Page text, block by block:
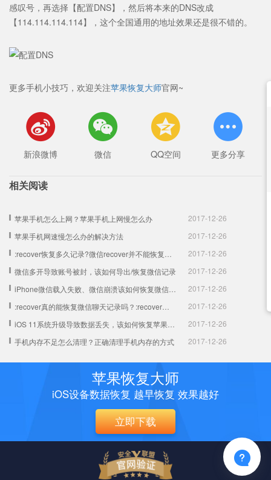
感叹号，再选择【配置DNS】，然后将本来的DNS改成
【114.114.114.114】，这个全国通用的地址效果还是很不错的。
更多手机小技巧，欢迎关注苹果恢复大师官网~

新浪微博

微信

QQ空间

更多分享
相关阅读
苹果手机怎么上网？苹果手机上网慢怎么办
2017-12-26
苹果手机网速慢怎么办的解决方法
2017-12-26
:recover恢复多久记录?微信recover并不能恢复聊天记录！
2017-12-26
微信多开导致账号被封，该如何导出/恢复微信记录
2017-12-26
iPhone微信载入失败、微信崩溃该如何恢复微信聊天记录
2017-12-26
:recover真的能恢复微信聊天记录吗？:recover为啥恢复不了
2017-12-26
iOS 11系统升级导致数据丢失，该如何恢复苹果手机数据
2017-12-26
手机内存不足怎么清理？正确清理手机内存的方式
2017-12-26
苹果恢复大师
iOS设备数据恢复 越早恢复 效果越好
立即下载
